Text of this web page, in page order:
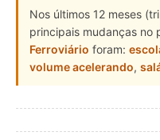
Nos últimos 12 meses
principais mudanças no
Ferroviário foram:
volume acelerando,